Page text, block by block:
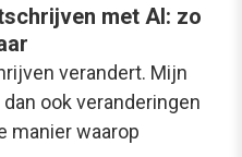
met AI: zo
verandert. Mijn
ook veranderingen
manier waarop